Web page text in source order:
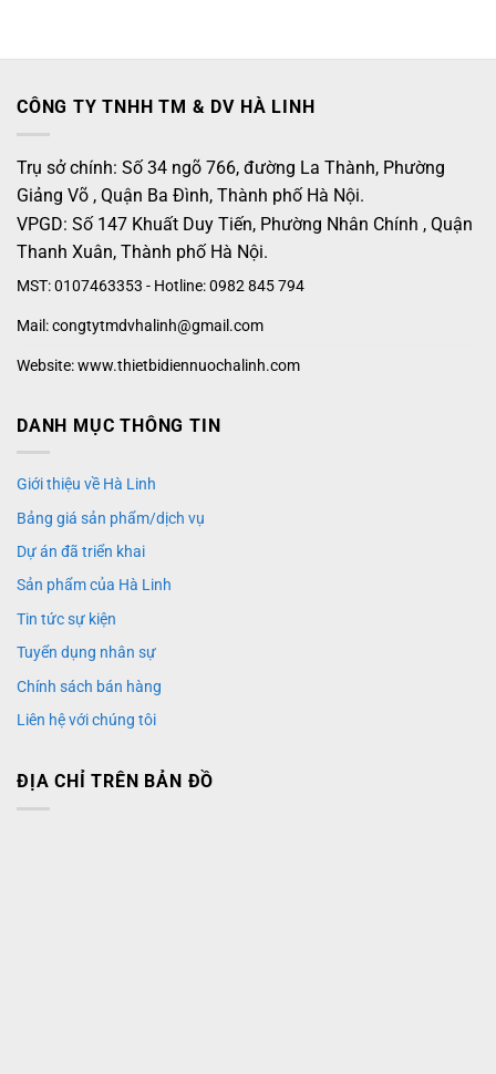
CÔNG TY TNHH TM & DV HÀ LINH
Trụ sở chính: Số 34 ngõ 766, đường La Thành, Phường
Giảng Võ , Quận Ba Đình, Thành phố Hà Nội.
VPGD: Số 147 Khuất Duy Tiến, Phường Nhân Chính , Quận
Thanh Xuân, Thành phố Hà Nội.
MST: 0107463353 - Hotline: 0982 845 794
Mail: congtytmdvhalinh@gmail.com
Website: www.thietbidiennuochalinh.com
DANH MỤC THÔNG TIN
Giới thiệu về Hà Linh
Bảng giá sản phẩm/dịch vụ
Dự án đã triển khai
Sản phẩm của Hà Linh
Tin tức sự kiện
Tuyển dụng nhân sự
Chính sách bán hàng
Liên hệ với chúng tôi
ĐỊA CHỈ TRÊN BẢN ĐỒ